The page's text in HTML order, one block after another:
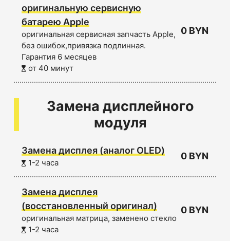
оригинальную сервисную
батарею Apple
оригинальная сервисная запчасть Apple,
без ошибок,привязка подлинная.
Гарантия 6 месяцев
от 40 минут
0 BYN
Замена дисплейного
модуля
Замена дисплея (аналог OLED)
1-2 часа
0 BYN
Замена дисплея
(восстановленный оригинал)
оригинальная матрица, заменено стекло
1-2 часа
0 BYN